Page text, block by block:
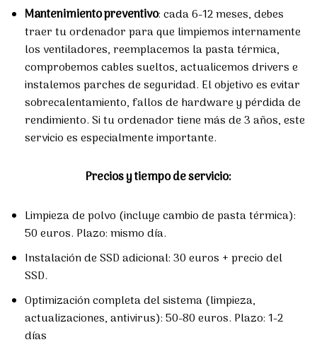
Mantenimiento preventivo: cada 6-12 meses, debes
traer tu ordenador para que limpiemos internamente
los ventiladores, reemplacemos la pasta térmica,
comprobemos cables sueltos, actualicemos drivers e
instalemos parches de seguridad. El objetivo es evitar
sobrecalentamiento, fallos de hardware y pérdida de
rendimiento. Si tu ordenador tiene más de 3 años, este
servicio es especialmente importante.
Precios y tiempo de servicio:
Limpieza de polvo (incluye cambio de pasta térmica):
50 euros. Plazo: mismo día.
Instalación de SSD adicional: 30 euros + precio del
SSD.
Optimización completa del sistema (limpieza,
actualizaciones, antivirus): 50-80 euros. Plazo: 1-2
días